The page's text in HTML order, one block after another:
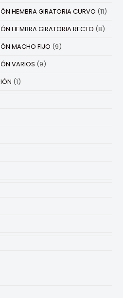
HEMBRA GIRATORIA CURVO (11)
HEMBRA GIRATORIA RECTO (8)
MACHO FIJO (9)
VARIOS (9)
(1)